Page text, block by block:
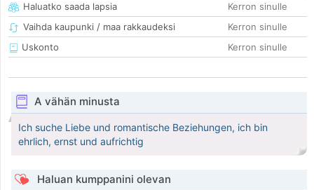
Haluatko saada lapsia
Kerron sinulle
Vaihda kaupunki / maa rakkaudeksi
Kerron sinulle
Uskonto
Kerron sinulle
A vähän minusta
Ich suche Liebe und romantische Beziehungen, ich bin
ehrlich, ernst und aufrichtig
Haluan kumppanini olevan